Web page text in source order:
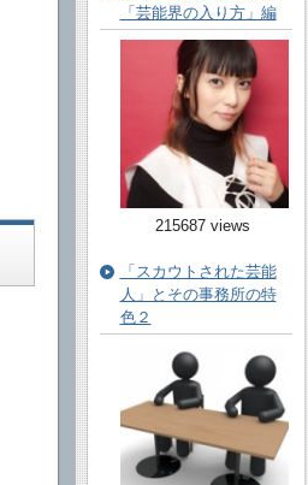
「芸能界の入り方」編
215687 views
「スカウトされた芸能
人」とその事務所の特
色２